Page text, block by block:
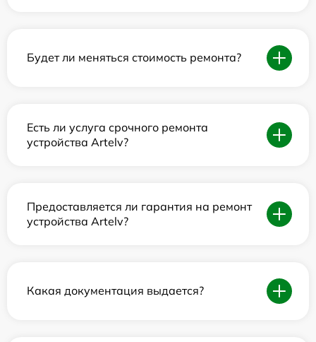
Будет ли меняться стоимость ремонта?
Есть ли услуга срочного ремонта
устройства Artelv?
Предоставляется ли гарантия на ремонт
устройства Artelv?
Какая документация выдается?